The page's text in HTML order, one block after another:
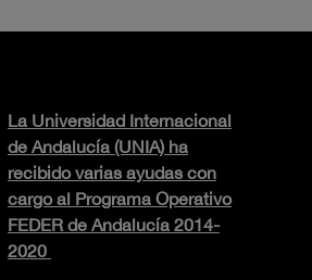
La Universidad Internacional
de Andalucía (UNIA) ha
recibido varias ayudas con
cargo al Programa Operativo
FEDER de Andalucía 2014-
2020